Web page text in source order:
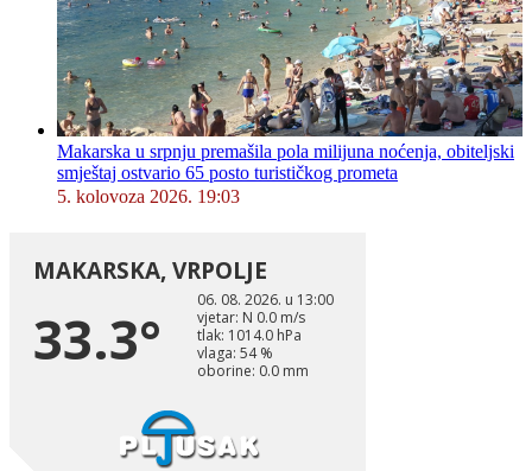
Makarska u srpnju premašila pola milijuna noćenja, obiteljski
smještaj ostvario 65 posto turističkog prometa
5. kolovoza 2026. 19:03